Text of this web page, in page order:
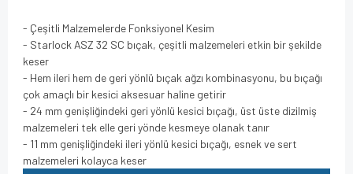
- Çeşitli Malzemelerde Fonksiyonel Kesim
- Starlock ASZ 32 SC bıçak, çeşitli malzemeleri etkin bir şekilde
keser
- Hem ileri hem de geri yönlü bıçak ağzı kombinasyonu, bu bıçağı
çok amaçlı bir kesici aksesuar haline getirir
- 24 mm genişliğindeki geri yönlü kesici bıçağı, üst üste dizilmiş
malzemeleri tek elle geri yönde kesmeye olanak tanır
- 11 mm genişliğindeki ileri yönlü kesici bıçağı, esnek ve sert
malzemeleri kolayca keser